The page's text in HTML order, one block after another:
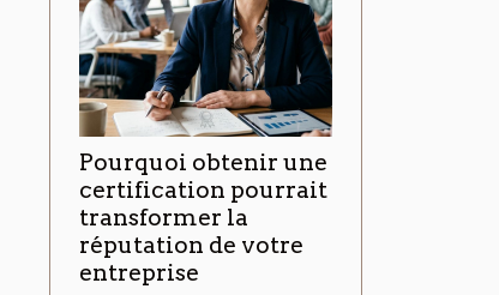
Pourquoi obtenir une
certification pourrait
transformer la
réputation de votre
entreprise